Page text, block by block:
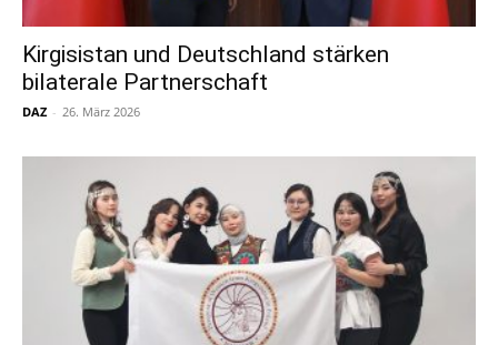
Kirgisistan und Deutschland stärken
bilaterale Partnerschaft
DAZ - 26. März 2026